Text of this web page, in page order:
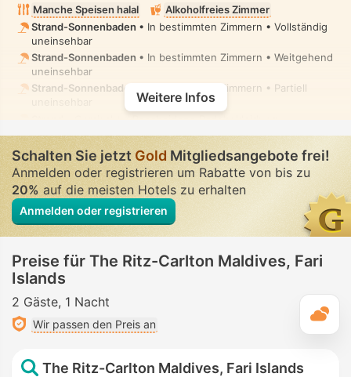
Manche Speisen halal
Alkoholfreies Zimmer
Strand-Sonnenbaden • In bestimmten Zimmern • Vollständig
uneinsehbar
Strand-Sonnenbaden • In bestimmten Zimmern • Weitgehend
uneinsehbar
Strand-Sonnenbaden• In bestimmten Zimmern • Partiell
• Gemischt • Bescheidene Badebekleidung
Außenpool• In bestimmten Zimmern • Vollständig
uneinsehbar
Außenpool• In bestimmten Zimmern • Weitgehend
uneinsehbar
Außenpool• In bestimmten Zimmern • Partiell uneinsehbar
Außenpool• Gemischt • Bescheidene Badebekleidung
Spa• Privat • Vollständig uneinsehbar
Spa Center, Sauna, Dampfbad, Spa-Pflegeraum, Massage
Privat • Vollständig uneinsehbar
Whirlpool/Jacuzzi
uneinsehbar
Bidet-Handbrause
Weitere Infos
Schalten Sie jetztGold Mitgliedsangebote frei!
Anmelden oder registrieren um Rabatte von bis zu
20%auf die meisten Hotels zu erhalten
Anmelden oder registrieren
Preise für The Ritz-Carlton Maldives, Fari
Islands
2 Gäste 1 Nacht
Wir passen den Preis an
The Ritz-Carlton Maldives, Fari Islands